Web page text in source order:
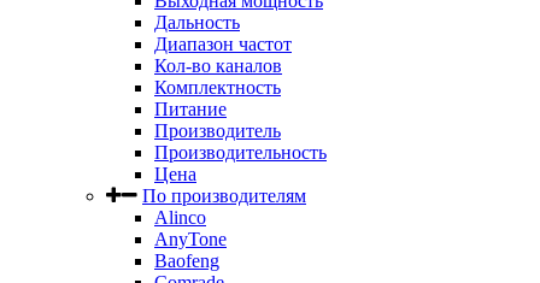
Дальность
Диапазон частот
Кол-во каналов
Комплектность
Питание
Производитель
Производительность
Цена
По производителям
Alinco
AnyTone
Baofeng